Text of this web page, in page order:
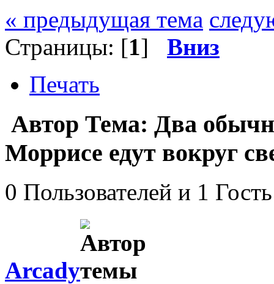
« предыдущая тема
Страницы: [1] Вниз
Печать
Автор Тема: Два
Моррисе едут вокруг
0 Пользователей и 1
Arcady